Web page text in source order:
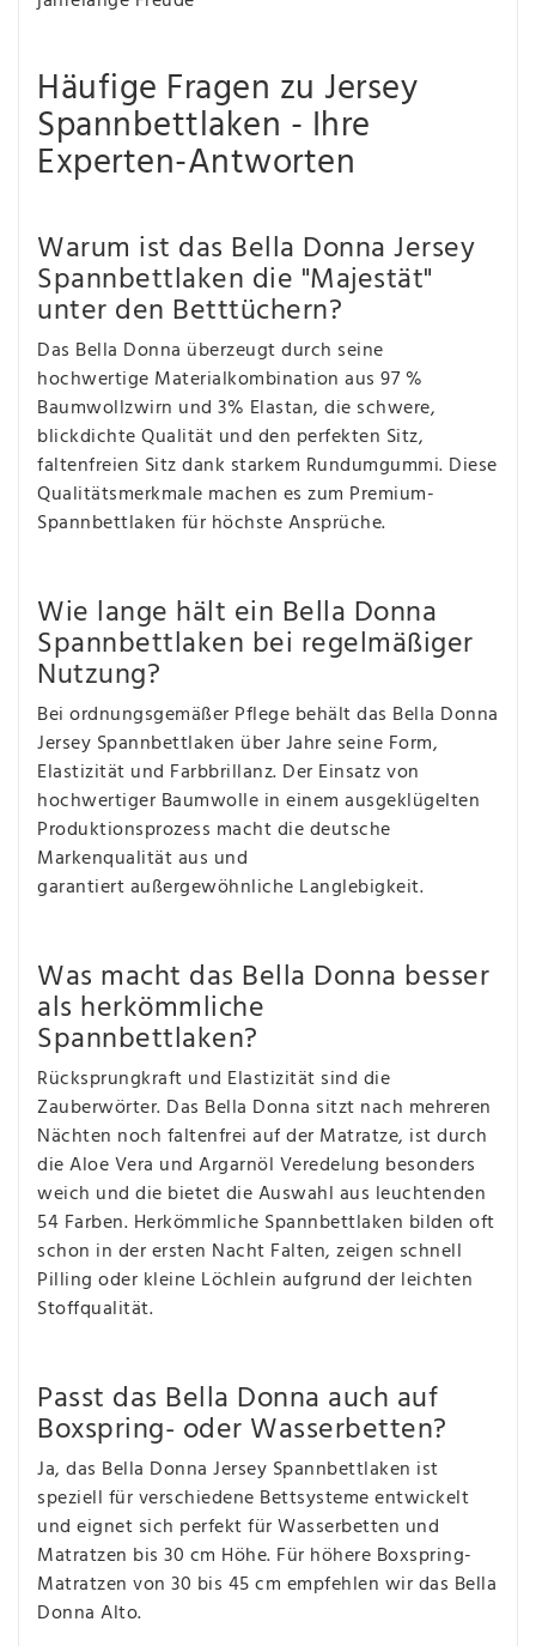
Häufige Fragen zu Jersey
Spannbettlaken - Ihre
Experten-Antworten
Warum ist das Bella Donna Jersey
Spannbettlaken die "Majestät"
unter den Betttüchern?
Das Bella Donna überzeugt durch seine
hochwertige Materialkombination aus 97 %
Baumwollzwirn und 3% Elastan, die schwere,
blickdichte Qualität und den perfekten Sitz,
faltenfreien Sitz dank starkem Rundumgummi. Diese
Qualitätsmerkmale machen es zum Premium-
Spannbettlaken für höchste Ansprüche.
Wie lange hält ein Bella Donna
Spannbettlaken bei regelmäßiger
Nutzung?
Bei ordnungsgemäßer Pflege behält das Bella Donna
Jersey Spannbettlaken über Jahre seine Form,
Elastizität und Farbbrillanz. Der Einsatz von
hochwertiger Baumwolle in einem ausgeklügelten
Produktionsprozess macht die deutsche
Markenqualität aus und
garantiert außergewöhnliche Langlebigkeit.
Was macht das Bella Donna besser
als herkömmliche
Spannbettlaken?
Rücksprungkraft und Elastizität sind die
Zauberwörter. Das Bella Donna sitzt nach mehreren
Nächten noch faltenfrei auf der Matratze, ist durch
die Aloe Vera und Argarnöl Veredelung besonders
weich und die bietet die Auswahl aus leuchtenden
54 Farben. Herkömmliche Spannbettlaken bilden oft
schon in der ersten Nacht Falten, zeigen schnell
Pilling oder kleine Löchlein aufgrund der leichten
Stoffqualität.
Passt das Bella Donna auch auf
Boxspring- oder Wasserbetten?
Ja, das Bella Donna Jersey Spannbettlaken ist
speziell für verschiedene Bettsysteme entwickelt
und eignet sich perfekt für Wasserbetten und
Matratzen bis 30 cm Höhe. Für höhere Boxspring-
Matratzen von 30 bis 45 cm empfehlen wir das Bella
Donna Alto.